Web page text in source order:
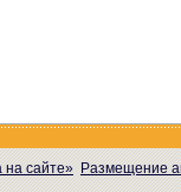
на сайте» Размещение